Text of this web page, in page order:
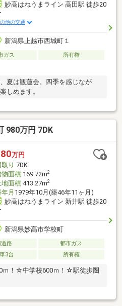
妙高はねうまライン 高田駅 徒歩20
他の交通
新潟県上越市西城町１
ガス
所有権
夏は観蓮会。四季を感じなが
しめます。
980万円 7DK
万円
取り 7DK
物面積169.72m2
地面積413.27m2
年月1979年10月(築46年11ヶ月)
妙高はねうまライン 新井駅 徒歩20
新潟県妙高市学校町
道路
都市ガス
3台 所有権
！☆中学校600ｍ！☆駅徒歩圏